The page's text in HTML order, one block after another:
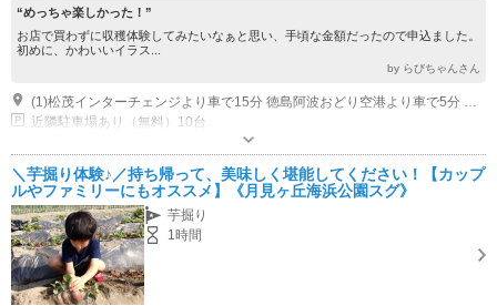
“めっちゃ楽しかった！”
お店で買わずに収穫体験してみたいなぁと思い、手頃な金額だったので申込ました。
初めに、かわいいイラス...
by らびちゃんさん
近隣駐車場あり（無料）10台
＼芋掘り体験♪／持ち帰って、美味しく堪能してください！【カップ
ルやファミリーにもオススメ】《月見ヶ丘海浜公園スグ》
芋掘り
1時間